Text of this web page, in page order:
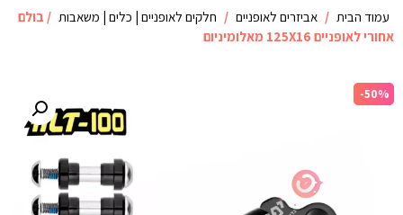
עמוד הבית / אביזרים לאופניים / חלקים לאופניים | כלים | משאבות / בולם
אחורי לאופניים 125X16 מאלומיניום
-50%